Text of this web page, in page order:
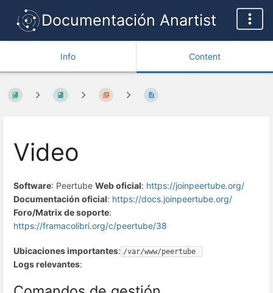
Documentación Anartist
Info Content
Video
Software: Peertube Web oficial: https://joinpeertube.org/
Documentación oficial: https://docs.joinpeertube.org/
Foro/Matrix de soporte:
https://framacolibri.org/c/peertube/38
Ubicaciones importantes: /var/www/peertube
Logs relevantes: